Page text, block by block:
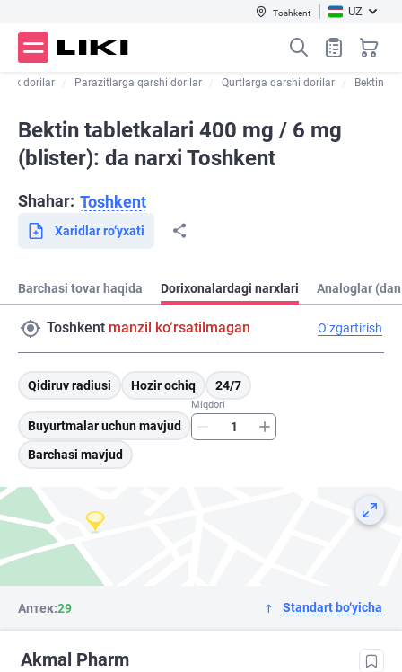
Toshkent UZ
dorilar Parazitlarga qarshi dorilar Qurtlarga qarshi dorilar Bektin
Bektin tabletkalari 400 mg / 6 mg
(blister): da narxi Toshkent
Shahar: Toshkent
Xaridlar ro‘yxati
Barchasi tovar haqida Dorixonalardagi narxlari Analoglar
Toshkent manzil ko‘rsatilmagan O‘zgartirish
Qidiruv radiusi Hozir ochiq 24/7
Buyurtmalar uchun mavjud
Miqdori
Barchasi mavjud
Аптек:29 Standart bo‘yicha
Akmal Pharm